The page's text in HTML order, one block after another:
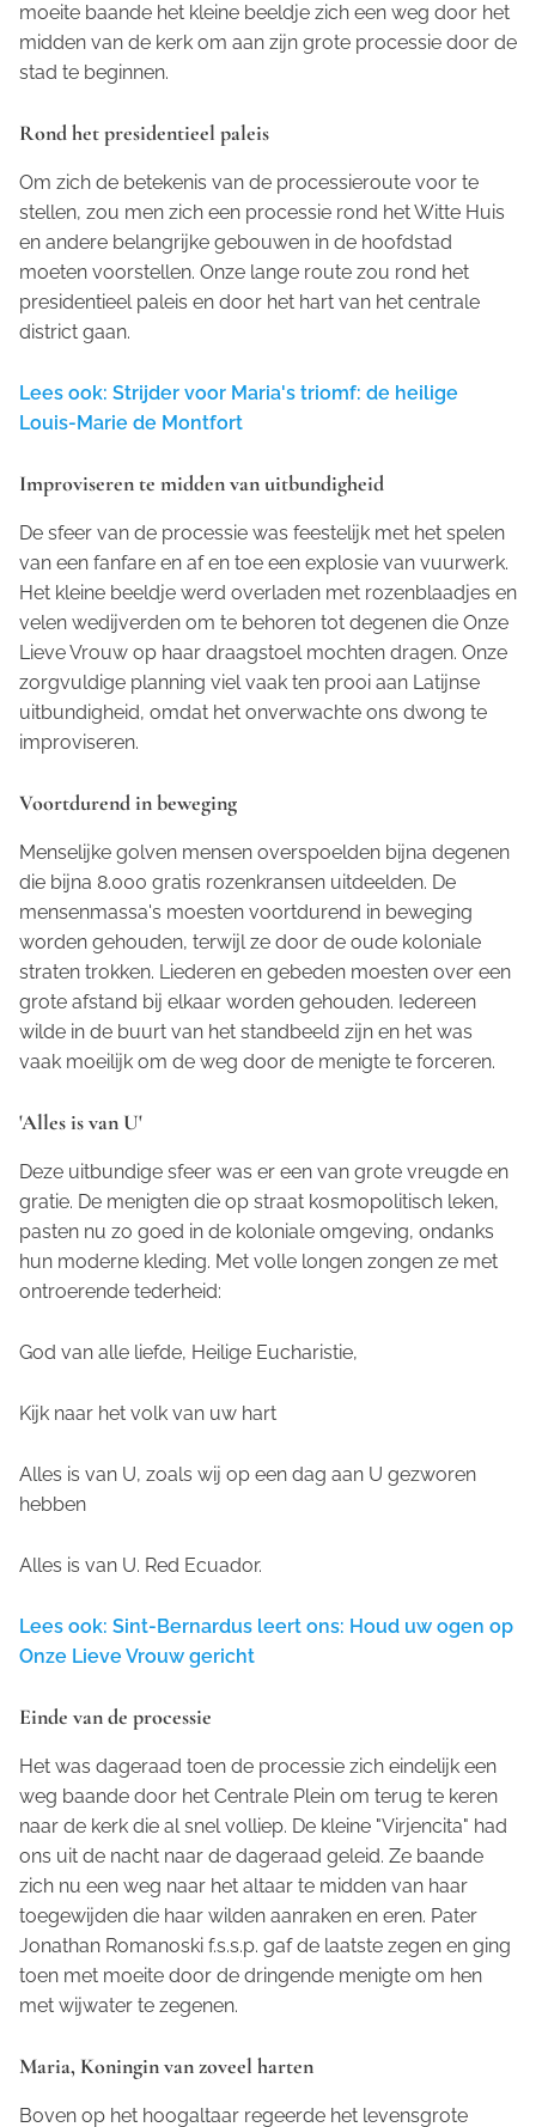
moeite baande het kleine beeldje zich een weg door het
midden van de kerk om aan zijn grote processie door de
stad te beginnen.
Rond het presidentieel paleis
Om zich de betekenis van de processieroute voor te
stellen, zou men zich een processie rond het Witte Huis
en andere belangrijke gebouwen in de hoofdstad
moeten voorstellen. Onze lange route zou rond het
presidentieel paleis en door het hart van het centrale
district gaan.
Lees ook: Strijder voor Maria's triomf: de heilige
Louis-Marie de Montfort
Improviseren te midden van uitbundigheid
De sfeer van de processie was feestelijk met het spelen
van een fanfare en af en toe een explosie van vuurwerk.
Het kleine beeldje werd overladen met rozenblaadjes en
velen wedijverden om te behoren tot degenen die Onze
Lieve Vrouw op haar draagstoel mochten dragen. Onze
zorgvuldige planning viel vaak ten prooi aan Latijnse
uitbundigheid, omdat het onverwachte ons dwong te
improviseren.
Voortdurend in beweging
Menselijke golven mensen overspoelden bijna degenen
die bijna 8.000 gratis rozenkransen uitdeelden. De
mensenmassa's moesten voortdurend in beweging
worden gehouden, terwijl ze door de oude koloniale
straten trokken. Liederen en gebeden moesten over een
grote afstand bij elkaar worden gehouden. Iedereen
wilde in de buurt van het standbeeld zijn en het was
vaak moeilijk om de weg door de menigte te forceren.
'Alles is van U'
Deze uitbundige sfeer was er een van grote vreugde en
gratie. De menigten die op straat kosmopolitisch leken,
pasten nu zo goed in de koloniale omgeving, ondanks
hun moderne kleding. Met volle longen zongen ze met
ontroerende tederheid:
God van alle liefde, Heilige Eucharistie,
Kijk naar het volk van uw hart
Alles is van U, zoals wij op een dag aan U gezworen
hebben
Alles is van U. Red Ecuador.
Lees ook: Sint-Bernardus leert ons: Houd uw ogen op
Onze Lieve Vrouw gericht
Einde van de processie
Het was dageraad toen de processie zich eindelijk een
weg baande door het Centrale Plein om terug te keren
naar de kerk die al snel volliep. De kleine "Virjencita" had
ons uit de nacht naar de dageraad geleid. Ze baande
zich nu een weg naar het altaar te midden van haar
toegewijden die haar wilden aanraken en eren. Pater
Jonathan Romanoski f.s.s.p. gaf de laatste zegen en ging
toen met moeite door de dringende menigte om hen
met wijwater te zegenen.
Maria, Koningin van zoveel harten
Boven op het hoogaltaar regeerde het levensgrote